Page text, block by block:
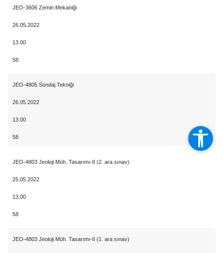
JEO-3606 Zemin Mekaniği
26.05.2022
13.00
58
JEO-4805 Sondaj Tekniği
26.05.2022
13.00
58
JEO-4803 Jeoloji Müh. Tasarımı-II (2. ara sınav)
25.05.2022
13.00
58
JEO-4803 Jeoloji Müh. Tasarımı-II (1. ara sınav)